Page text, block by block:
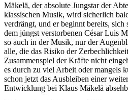
Mäkelä, der absolute Jungstar der
klassischen Musik, wird sicherlich
verdrängt, und er beginnt bereits, sich
dem jüngst verstorbenen César Luis
so auch in der Musik, nur der
alle, die das Risiko der
Zusammenspiel der Kräfte nicht
es durch zu viel Arbeit oder mangels
schon jetzt das Ausbleiben einer
Entwicklung bei Klaus Mäkelä